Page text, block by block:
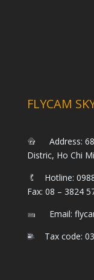
FLYCAM
Address: 68
Distric, Ho Chi
Hotline:
Fax: 08 – 3824
Email:
Tax code: